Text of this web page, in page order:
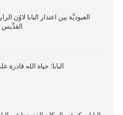
العبوديَّة بين اعتذار البابا لاوُن
البابا: حياة الله قادرة